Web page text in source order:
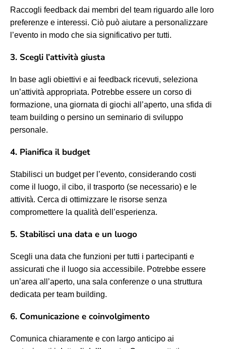
Raccogli feedback dai membri del team riguardo alle loro
preferenze e interessi. Ciò può aiutare a personalizzare
l’evento in modo che sia significativo per tutti.
3. Scegli l’attività giusta
In base agli obiettivi e ai feedback ricevuti, seleziona
un’attività appropriata. Potrebbe essere un corso di
formazione, una giornata di giochi all’aperto, una sfida di
team building o persino un seminario di sviluppo
personale.
4. Pianifica il budget
Stabilisci un budget per l’evento, considerando costi
come il luogo, il cibo, il trasporto (se necessario) e le
attività. Cerca di ottimizzare le risorse senza
compromettere la qualità dell’esperienza.
5. Stabilisci una data e un luogo
Scegli una data che funzioni per tutti i partecipanti e
assicurati che il luogo sia accessibile. Potrebbe essere
un’area all’aperto, una sala conferenze o una struttura
dedicata per team building.
6. Comunicazione e coinvolgimento
Comunica chiaramente e con largo anticipo ai